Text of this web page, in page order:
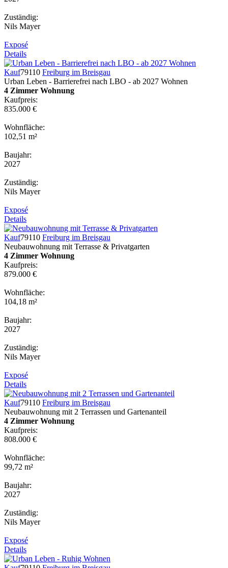
Zuständig:
Nils Mayer
Exposé
Details
Kauf79110 Freiburg im Breisgau
Urban Leben - Barrierefrei nach LBO - ab 2027 Wohnen
4 Zimmer Wohnung
Kaufpreis:
835.000 €
Wohnfläche:
102,51 m²
Baujahr:
2027
Zuständig:
Nils Mayer
Exposé
Details
Kauf79110 Freiburg im Breisgau
Neubauwohnung mit Terrasse & Privatgarten
4 Zimmer Wohnung
Kaufpreis:
879.000 €
Wohnfläche:
104,18 m²
Baujahr:
2027
Zuständig:
Nils Mayer
Exposé
Details
Kauf79110 Freiburg im Breisgau
Neubauwohnung mit 2 Terrassen und Gartenanteil
4 Zimmer Wohnung
Kaufpreis:
808.000 €
Wohnfläche:
99,72 m²
Baujahr:
2027
Zuständig:
Nils Mayer
Exposé
Details